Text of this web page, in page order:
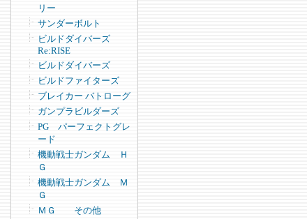
リー
サンダーボルト
ビルドダイバーズ
Re:RISE
ビルドダイバーズ
ビルドファイターズ
ブレイカー バトローグ
ガンプラビルダーズ
PG パーフェクトグレ
ード
機動戦士ガンダム Ｈ
Ｇ
機動戦士ガンダム Ｍ
Ｇ
ＭＧ その他